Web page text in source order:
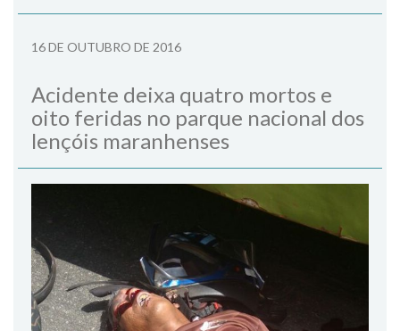
16 DE OUTUBRO DE 2016
Acidente deixa quatro mortos e
oito feridas no parque nacional dos
lençóis maranhenses